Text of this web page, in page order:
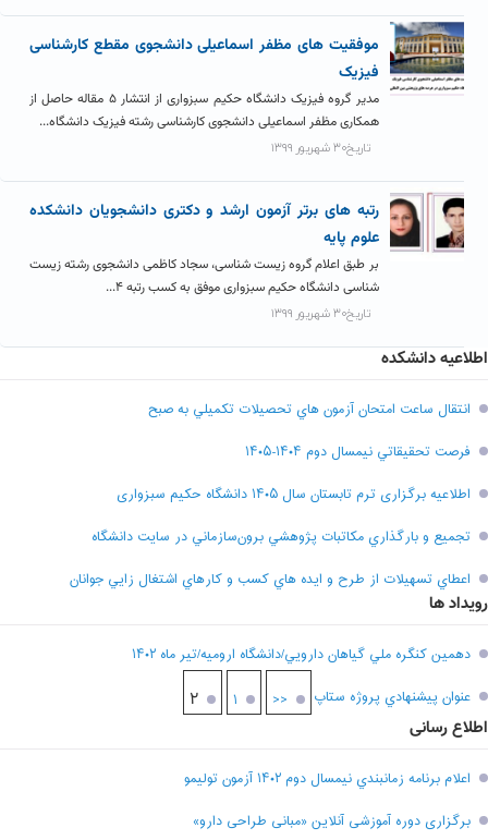
موفقیت های مظفر اسماعیلی دانشجوی مقطع کارشناسی
فیزیک
مدیر گروه فیزیک دانشگاه حکیم سبزواری از انتشار ۵ مقاله حاصل از
همکاری مظفر اسماعیلی دانشجوی کارشناسی رشته فیزیک دانشگاه...
تاریخ۳۰ شهریور ۱۳۹۹
رتبه های برتر آزمون ارشد و دکتری دانشجویان دانشکده
علوم پایه
بر طبق اعلام گروه زیست شناسی، سجاد کاظمی دانشجوی رشته زیست
شناسی دانشگاه حکیم سبزواری موفق به کسب رتبه ۴...
تاریخ۳۰ شهریور ۱۳۹۹
اطلاعیه دانشکده
انتقال ساعت امتحان آزمون هاي تحصيلات تکميلي به صبح
فرصت تحقيقاتي نیمسال دوم ۱۴۰۴-۱۴۰۵
اطلاعیه برگزاری ترم تابستان سال ۱۴۰۵ دانشگاه حکیم سبزواری
تجميع و بارگذاري مکاتبات پژوهشي برون‌سازماني در سايت دانشگاه
اعطاي تسهيلات از طرح و ايده هاي کسب و کارهاي اشتغال زايي جوانان
رویداد ها
دهمين کنگره ملي گياهان دارويي/دانشگاه اروميه/تير ماه ۱۴۰۲
عنوان پيشنهادي پروژه ستاپ
<< ۱ ۲
اطلاع رسانی
اعلام برنامه زمانبندي نيمسال دوم ۱۴۰۲ آزمون توليمو
برگزاری دوره آموزشی آنلاین «مبانی طراحی دارو»